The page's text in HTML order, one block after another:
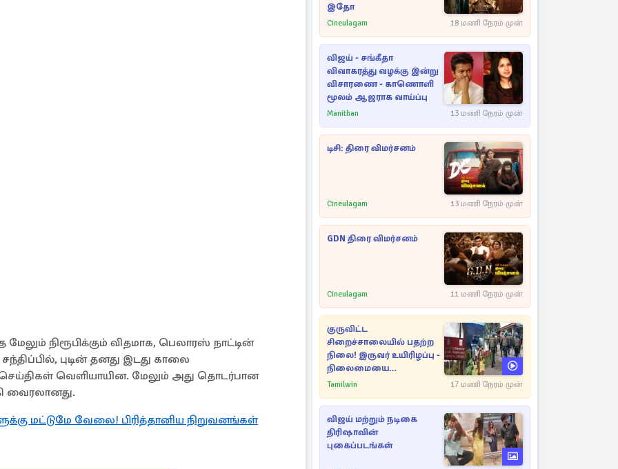
நிரூபிக்கும் விதமாக, பெலாரஸ் நாட்டின்
புடின் தனது இடது காலை
வெளியாயின. மேலும் அது தொடர்பான
வைரலானது.
மட்டுமே வேலை! பிரித்தானிய நிறுவனங்கள்
இதோ
Cineulagam 18 மணி நேரம் முன்
விஜய் - சங்கீதா
விவாகரத்து வழக்கு இன்று
விசாரணை - காணொளி
மூலம் ஆஜராக வாய்ப்பு
Manithan 13 மணி நேரம் முன்
டிசி: திரை விமர்சனம்
Cineulagam 13 மணி நேரம் முன்
GDN திரை விமர்சனம்
Cineulagam 11 மணி நேரம் முன்
குருவிட்ட
சிறைச்சாலையில் பதற்ற
நிலை! இருவர் உயிரிழப்பு -
நிலைமையை
கட்டுப்படுத்த பொலிஸார்
Tamilwin 17 மணி நேரம் முன்
விஜய் மற்றும் நடிகை
திரிஷாவின்
புகைப்படங்கள்